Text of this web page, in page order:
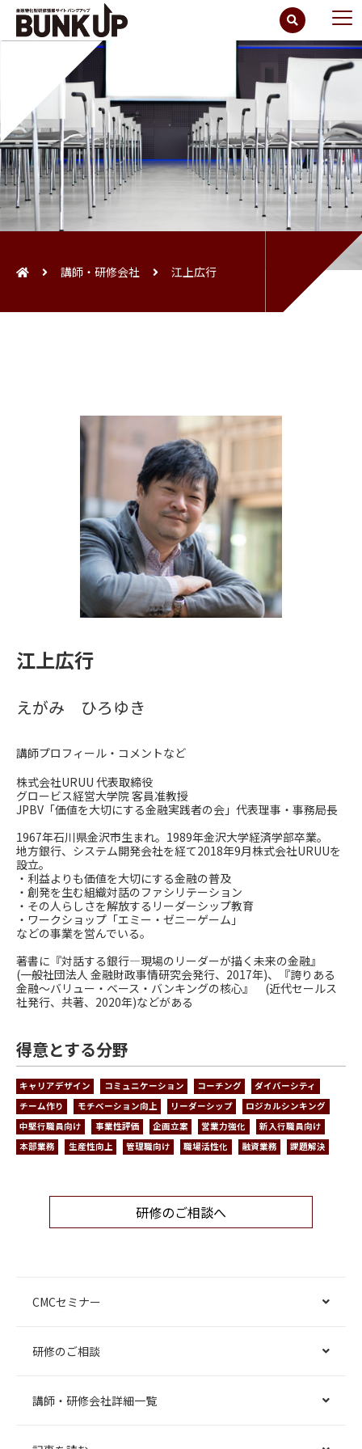
講師・研修会社 江上広行
江上広行
えがみ ひろゆき
講師プロフィール・コメントなど
株式会社URUU 代表取締役
グロービス経営大学院 客員准教授
JPBV「価値を大切にする金融実践者の会」代表理事・事務局長
1967年石川県金沢市生まれ。1989年金沢大学経済学部卒業。
地方銀行、システム開発会社を経て2018年9月株式会社URUUを
設立。
・利益よりも価値を大切にする金融の普及
・創発を生む組織対話のファシリテーション
・その人らしさを解放するリーダーシップ教育
・ワークショップ「エミー・ゼニーゲーム」
などの事業を営んでいる。
著書に『対話する銀行―現場のリーダーが描く未来の金融』
(一般社団法人 金融財政事情研究会発行、2017年)、『誇りある
金融～バリュー・ベース・バンキングの核心』 (近代セールス
社発行、共著、2020年)などがある
得意とする分野
キャリアデザイン コミュニケーション コーチング
ダイバーシティ
チーム作り
モチベーション向上 リーダーシップ
ロジカルシンキング
中堅行職員向け
事業性評価 企画立案 営業力強化
新入行職員向け
本部業務
生産性向上 管理職向け 職場活性化 融資業務 課題解決
研修のご相談へ
CMCセミナー
研修のご相談
講師・研修会社詳細一覧